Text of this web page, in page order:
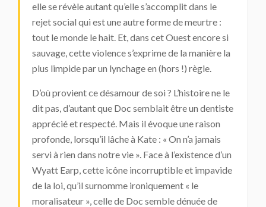
elle se révèle autant qu’elle s’accomplit dans le
rejet social qui est une autre forme de meurtre :
tout le monde le hait. Et, dans cet Ouest encore si
sauvage, cette violence s’exprime de la manière la
plus limpide par un lynchage en (hors !) règle.
D’où provient ce désamour de soi ? L’histoire ne le
dit pas, d’autant que Doc semblait être un dentiste
apprécié et respecté. Mais il évoque une raison
profonde, lorsqu’il lâche à Kate : « On n’a jamais
servi à rien dans notre vie ». Face à l’existence d’un
Wyatt Earp, cette icône incorruptible et impavide
de la loi, qu’il surnomme ironiquement « le
moralisateur », celle de Doc semble dénuée de